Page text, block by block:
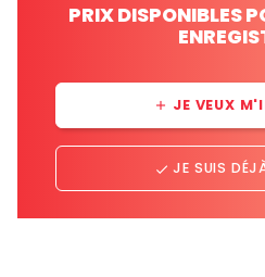
PRIX DISPONIBLES
add JE VEUX
done JE SUIS